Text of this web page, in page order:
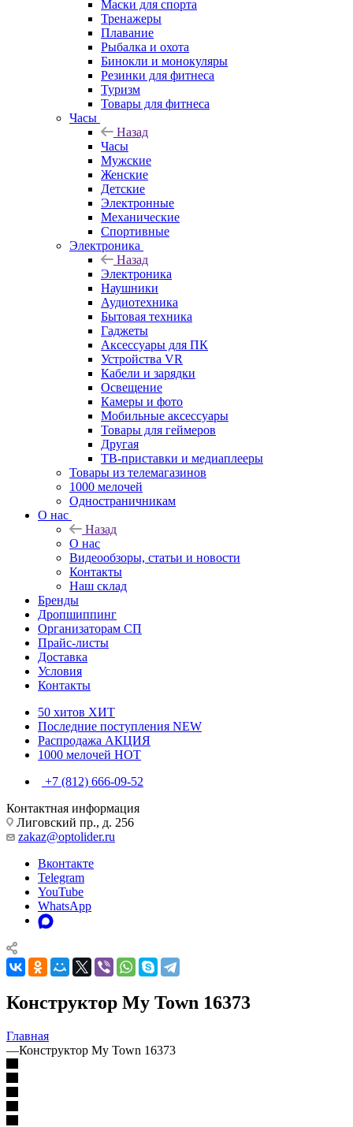
Маски для спорта
Тренажеры
Плавание
Рыбалка и охота
Бинокли и монокуляры
Резинки для фитнеса
Туризм
Товары для фитнеса
Часы
Назад
Часы
Мужские
Женские
Детские
Электронные
Механические
Спортивные
Электроника
Назад
Электроника
Наушники
Аудиотехника
Бытовая техника
Гаджеты
Аксессуары для ПК
Устройства VR
Кабели и зарядки
Освещение
Камеры и фото
Мобильные аксессуары
Товары для геймеров
Другая
ТВ-приставки и медиаплееры
Товары из телемагазинов
1000 мелочей
Одностраничникам
О нас
Назад
О нас
Видеообзоры, статьи и новости
Контакты
Наш склад
Бренды
Дропшиппинг
Организаторам СП
Прайс-листы
Доставка
Условия
Контакты
50 хитов ХИТ
Последние поступления NEW
Распродажа АКЦИЯ
1000 мелочей HOT
+7 (812) 666-09-52
Контактная информация
Лиговский пр., д. 256
zakaz@optolider.ru
Вконтакте
Telegram
YouTube
WhatsApp
Конструктор My Town 16373
Главная
—Конструктор My Town 16373